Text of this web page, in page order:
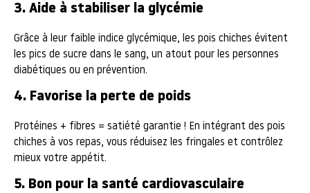
3. Aide à stabiliser la glycémie
Grâce à leur faible indice glycémique, les pois chiches évitent
les pics de sucre dans le sang, un atout pour les personnes
diabétiques ou en prévention.
4. Favorise la perte de poids
Protéines + fibres = satiété garantie ! En intégrant des pois
chiches à vos repas, vous réduisez les fringales et contrôlez
mieux votre appétit.
5. Bon pour la santé cardiovasculaire